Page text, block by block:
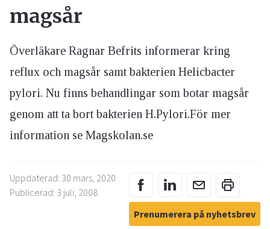
magsår
Överläkare Ragnar Befrits informerar kring
reflux och magsår samt bakterien Helicbacter
pylori. Nu finns behandlingar som botar magsår
genom att ta bort bakterien H.Pylori.För mer
information se Magskolan.se
Uppdaterad: 30 mars, 2020
Publicerad: 3 juli, 2008
Prenumerera på nyhetsbrev